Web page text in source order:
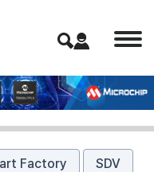
Factory SDV